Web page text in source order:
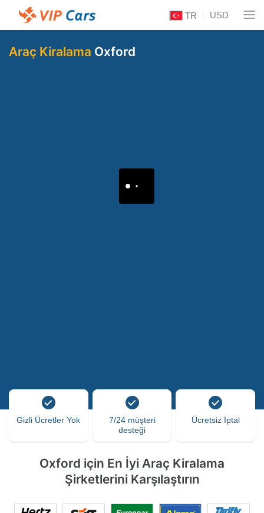
TR USD
Araç Kiralama Oxford
Gizli Ücretler Yok
7/24 müşteri
desteği
Ücretsiz İptal
Oxford için En İyi Araç Kiralama
Şirketlerini Karşılaştırın